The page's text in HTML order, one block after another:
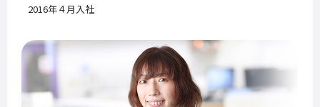
2016年４月入社